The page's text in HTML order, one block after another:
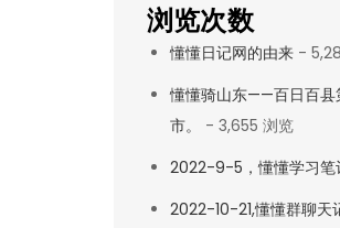
浏览次数
懂懂日记网的由来-
懂懂骑山东——百日百县
市。
- 3,655 浏览
2022-9-5，懂懂学习笔
2022-10-21,懂懂群聊天